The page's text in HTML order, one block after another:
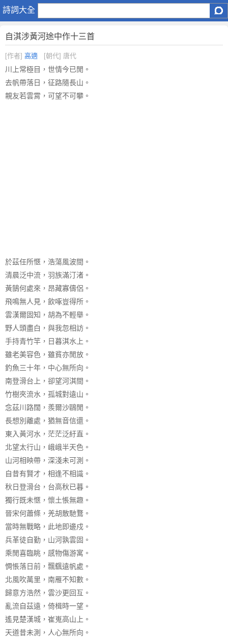
詩詞大全
自
黃
河
途
作
十
河
途
中
作
十
首
賞
析
作
者
高
適
簡
介
自淇涉黃河途中作十三首
[作者] 高適 [朝代] 唐代
川上常極目，世情今已閒。
去帆帶落日，征路隨長山。
親友若雲霄，可望不可攀。
於茲任所愜，浩蕩風波間。
清晨泛中流，羽族滿汀渚。
黃鵠何處來，昂藏寡儔侶。
飛鳴無人見，飲啄豈得所。
雲漢爾固知，胡為不輕舉。
野人頭盡白，與我忽相訪。
手持青竹竿，日暮淇水上。
雖老美容色，雖貧亦閒放。
釣魚三十年，中心無所向。
南登滑台上，卻望河淇間。
竹樹夾流水，孤城對遠山。
念茲川路闊，羨爾沙鷗閒。
長想別離處，猶無音信還。
東入黃河水，茫茫泛紆直。
北望太行山，峨峨半天色。
山河相映帶，深淺未可測。
自昔有賢才，相逢不相識。
秋日登滑台，台高秋已暮。
獨行既未愜，懷土悵無趣。
晉宋何蕭條，羌胡散馳鶩。
當時無戰略，此地即邊戍。
兵革徒自勤，山河孰雲固。
乘閒喜臨眺，感物傷游寓。
惆悵落日前，飄颻遠帆處。
北風吹萬里，南雁不知數。
歸意方浩然，雲沙更回互。
亂流自茲遠，倚楫時一望。
遙見楚漢城，崔嵬高山上。
天道昔未測，人心無所向。